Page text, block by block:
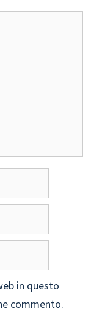
in questo
commento.